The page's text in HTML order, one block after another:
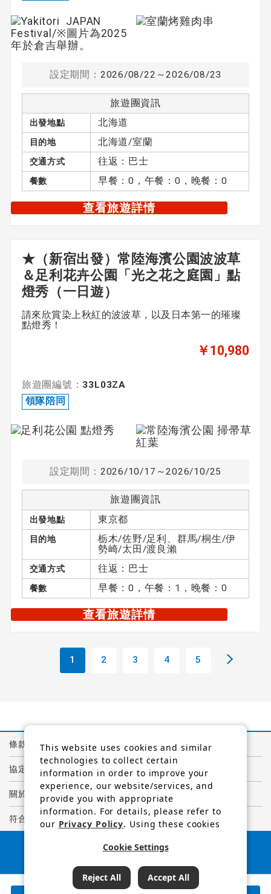
設定期間： 2026/08/22～2026/08/23
旅遊團資訊
出發地點 北海道
目的地 北海道/室蘭
交通方式 往返：巴士
餐數 早餐：0，午餐：0，晚餐：0
查看旅遊詳情
★（新宿出發）常陸海濱公園波波草
＆足利花卉公園「光之花之庭園」點
燈秀（一日遊）
請來欣賞染上秋紅的波波草，以及日本第一的璀璨
點燈秀！
￥10,980
旅遊團編號： 33L03ZA
領隊陪同
設定期間： 2026/10/17～2026/10/25
旅遊團資訊
出發地點 東京都
目的地
栃木/佐野/足利、群馬/桐生/伊
勢崎/太田/渡良瀨
交通方式 往返：巴士
餐數 早餐：0，午餐：1，晚餐：0
查看旅遊詳情
1 2 3 4 5
查詢結果 165 可預訂行程
條款與條件
協定
關於個人資訊的隱私權政策
符合GDPR規定的隱私權聲明
日本旅遊廳長官
註冊旅行社編號1847
This website uses cookies and similar
technologies to collect certain
information in order to improve your
experience, our website/services, and
provide you with appropriate
information. For details, please refer to
our Privacy Policy. Using these cookies
party providers may process personal
Cookie Settings
Reject All Accept All